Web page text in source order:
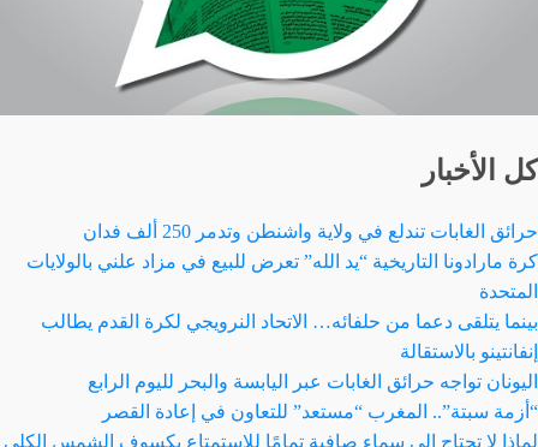
كل الأخبار
حرائق الغابات تندلع في ولاية واشنطن وتدمر 250 ألف فدان
كرة مارادونا التاريخية “يد الله” تعرض للبيع في مزاد علني بالولايات
المتحدة
بينما يتلقى دعما من حلفائه… الاتحاد النرويجي لكرة القدم يطالب
إنفانتينو بالاستقالة
اليونان تواجه حرائق الغابات عبر اليابسة والبحر لليوم الرابع
“أزمة سبتة”.. المغرب “مستعد” للتعاون في إعادة القصر
لماذا لا تحتاج إلى سماء صافية تمامًا للاستمتاع بكسوف الشمس الكلي